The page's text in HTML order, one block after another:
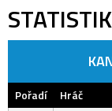
Pořadí Hráč